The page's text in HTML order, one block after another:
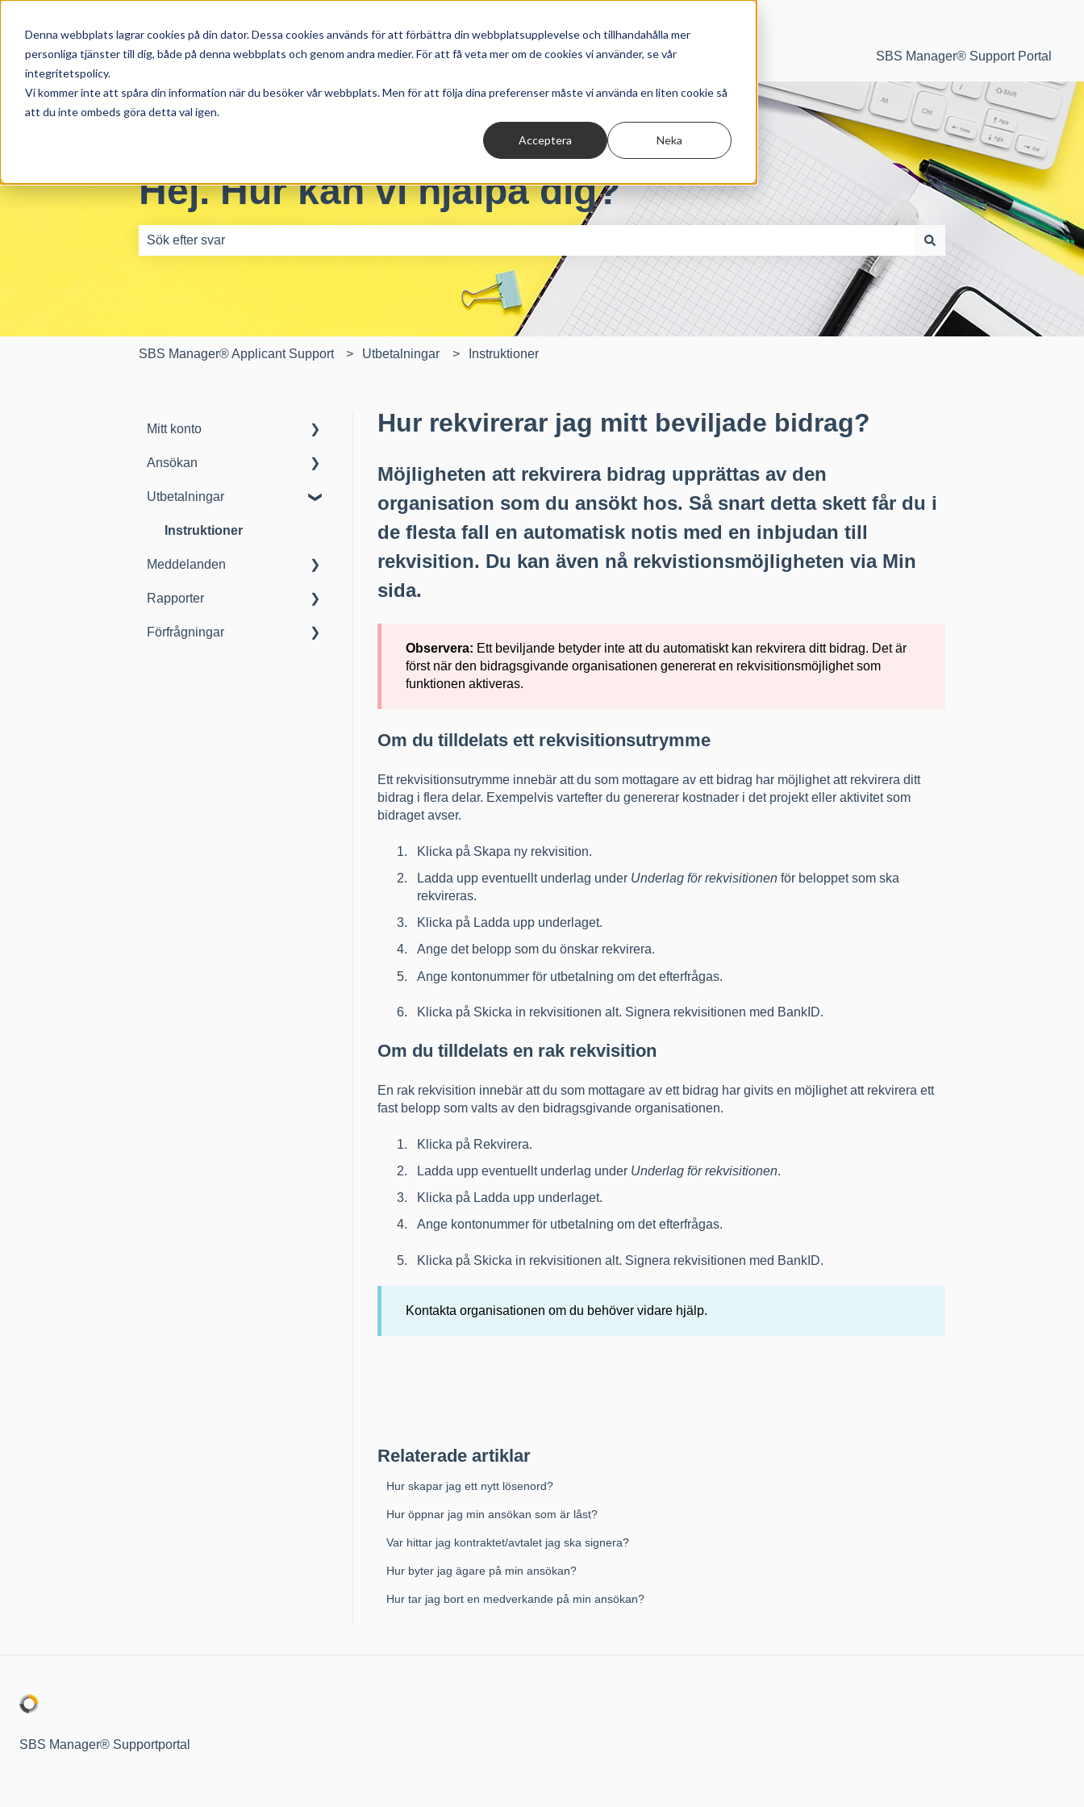
Denna webbplats lagrar cookies på din dator. Dessa cookies används för att förbättra din webbplatsupplevelse och tillhandahålla mer
personliga tjänster till dig, både på denna webbplats och genom andra medier. För att få veta mer om de cookies vi använder, se vår
integritetspolicy.
Vi kommer inte att spåra din information när du besöker vår webbplats. Men för att följa dina preferenser måste vi använda en liten cookie så
att du inte ombeds göra detta val igen.
Acceptera Neka
SBS Manager® Support Portal
Hej. Hur kan vi hjälpa dig?
SBS Manager® Applicant Support Utbetalningar Instruktioner
Hur rekvirerar jag mitt beviljade bidrag?
Möjligheten att rekvirera bidrag upprättas av den
organisation som du ansökt hos. Så snart detta skett får du i
de flesta fall en automatisk notis med en inbjudan till
rekvisition. Du kan även nå rekvistionsmöjligheten via Min
sida.
Observera: Ett beviljande betyder inte att du automatiskt kan rekvirera ditt bidrag. Det är
först när den bidragsgivande organisationen genererat en rekvisitionsmöjlighet som
funktionen aktiveras.
Om du tilldelats ett rekvisitionsutrymme
Ett rekvisitionsutrymme innebär att du som mottagare av ett bidrag har möjlighet att rekvirera ditt
bidrag i flera delar. Exempelvis vartefter du genererar kostnader i det projekt eller aktivitet som
bidraget avser.
Klicka på Skapa ny rekvisition.
Ladda upp eventuellt underlag under Underlag för rekvisitionenför beloppet som ska
rekvireras.
Klicka på Ladda upp underlaget.
Ange det belopp som du önskar rekvirera.
Ange kontonummer för utbetalning om det efterfrågas.
Klicka på Skicka in rekvisitionen alt. Signera rekvisitionen med BankID.
Om du tilldelats en rak rekvisition
En rak rekvisition innebär att du som mottagare av ett bidrag har givits en möjlighet att rekvirera ett
fast belopp som valts av den bidragsgivande organisationen.
Klicka på Rekvirera.
Ladda upp eventuellt underlag under Underlag för rekvisitionen.
Klicka på Ladda upp underlaget.
Ange kontonummer för utbetalning om det efterfrågas.
Klicka på Skicka in rekvisitionen alt. Signera rekvisitionen med BankID.
Kontakta organisationen om du behöver vidare hjälp.
Relaterade artiklar
Hur skapar jag ett nytt lösenord?
Hur öppnar jag min ansökan som är låst?
Var hittar jag kontraktet/avtalet jag ska signera?
Hur byter jag ägare på min ansökan?
Hur tar jag bort en medverkande på min ansökan?
Mitt konto
Instruktioner
Frågor och svar
Ansökan
Instruktioner
Frågor och svar
Utbetalningar
Instruktioner
Meddelanden
Instruktioner
Rapporter
Instruktioner
Förfrågningar
SBS Manager® Supportportal